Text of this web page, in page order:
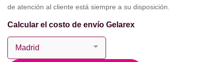
de atención al cliente está siempre a su disposición.
Calcular el costo de envío Gelarex